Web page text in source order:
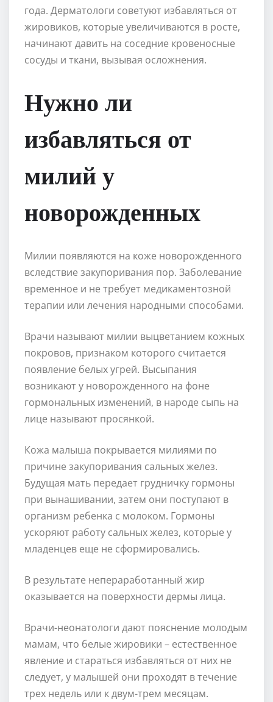
года. Дерматологи советуют избавляться от
жировиков, которые увеличиваются в росте,
начинают давить на соседние кровеносные
сосуды и ткани, вызывая осложнения.
Нужно ли
избавляться от
милий у
новорожденных
Милии появляются на коже новорожденного
вследствие закупоривания пор. Заболевание
временное и не требует медикаментозной
терапии или лечения народными способами.
Врачи называют милии выцветанием кожных
покровов, признаком которого считается
появление белых угрей. Высыпания
возникают у новорожденного на фоне
гормональных изменений, в народе сыпь на
лице называют просянкой.
Кожа малыша покрывается милиями по
причине закупоривания сальных желез.
Будущая мать передает грудничку гормоны
при вынашивании, затем они поступают в
организм ребенка с молоком. Гормоны
ускоряют работу сальных желез, которые у
младенцев еще не сформировались.
В результате непераработанный жир
оказывается на поверхности дермы лица.
Врачи-неонатологи дают пояснение молодым
мамам, что белые жировики – естественное
явление и стараться избавляться от них не
следует, у малышей они проходят в течение
трех недель или к двум-трем месяцам.